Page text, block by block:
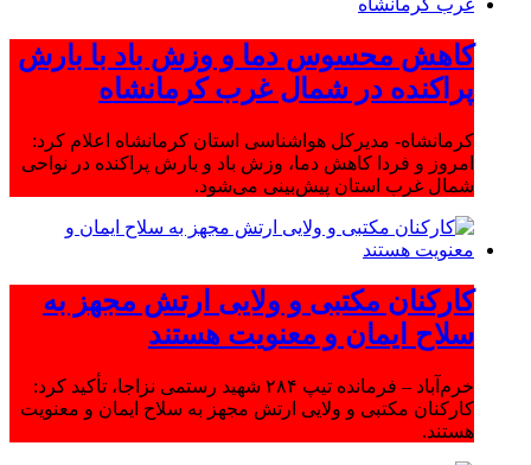
کاهش محسوس دما و وزش باد با بارش
پراکنده در شمال غرب کرمانشاه
کرمانشاه- مدیرکل هواشناسی استان کرمانشاه اعلام کرد:
امروز و فردا کاهش دما، وزش باد و بارش پراکنده در نواحی
شمال غرب استان پیش‌بینی می‌شود.
کارکنان مکتبی و ولایی ارتش مجهز به
سلاح ایمان و معنویت هستند
خرم‌آباد – فرمانده تیپ ۲۸۴ شهید رستمی نزاجا، تأکید کرد:
کارکنان مکتبی و ولایی ارتش مجهز به سلاح ایمان و معنویت
هستند.